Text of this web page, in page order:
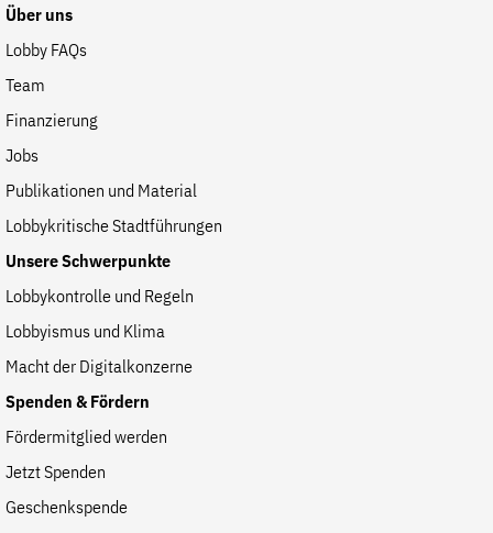
Über uns
Lobby FAQs
Team
Finanzierung
Jobs
Publikationen und Material
Lobbykritische Stadtführungen
Unsere Schwerpunkte
Lobbykontrolle und Regeln
Lobbyismus und Klima
Macht der Digitalkonzerne
Spenden & Fördern
Fördermitglied werden
Jetzt Spenden
Geschenkspende